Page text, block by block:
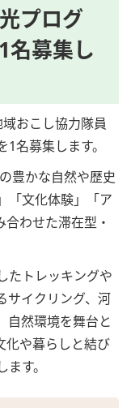
プログ
名募集し
おこし協力隊員
名募集します。
豊かな自然や歴史
「文化体験」「ア
わせた滞在型・
たトレッキングや
サイクリング、河
自然環境を舞台と
化や暮らしと結び
す。